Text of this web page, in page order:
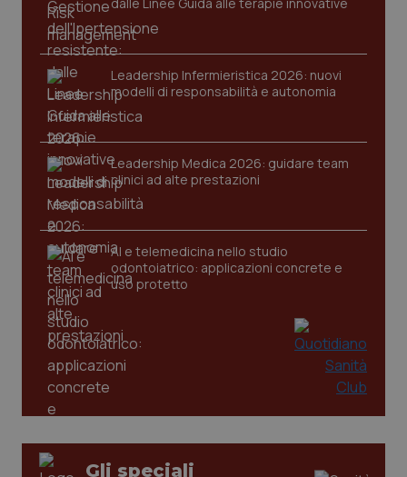
Leadership Infermieristica 2026: nuovi
modelli di responsabilità e autonomia
Leadership Medica 2026: guidare team
clinici ad alte prestazioni
AI e telemedicina nello studio
odontoiatrico: applicazioni concrete e
uso protetto
Gli speciali
Nome
Fornitore /Dominio
VISITOR_PRIVACY_METADATA
CookieScriptConsent
CookieScript
www.quotidianosanita.it